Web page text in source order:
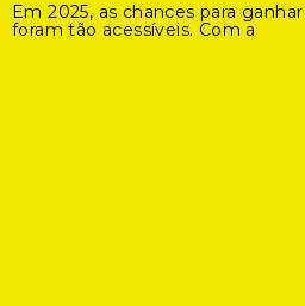
Em 2025, as chances para
foram tão acessíveis. Com a